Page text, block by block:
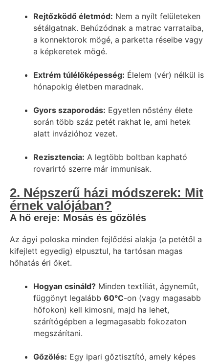
Rejtőzködő életmód: Nem a nyílt felületeken
sétálgatnak. Behúzódnak a matrac varrataiba,
a konnektorok mögé, a parketta réseibe vagy
a képkeretek mögé.
Extrém túlélőképesség: Élelem (vér) nélkül is
hónapokig életben maradnak.
Gyors szaporodás: Egyetlen nőstény élete
során több száz petét rakhat le, ami hetek
alatt invázióhoz vezet.
Rezisztencia: A legtöbb boltban kapható
rovarirtó szerre már immunisak.
2. Népszerű házi módszerek: Mit
érnek valójában?
A hő ereje: Mosás és gőzölés
Az ágyi poloska minden fejlődési alakja (a petétől a
kifejlett egyedig) elpusztul, ha tartósan magas
hőhatás éri őket.
Hogyan csináld? Minden textíliát, ágyneműt,
függönyt legalább 60°C-on (vagy magasabb
hőfokon) kell kimosni, majd ha lehet,
szárítógépben a legmagasabb fokozaton
megszárítani.
Gőzölés: Egy ipari gőztisztító, amely képes